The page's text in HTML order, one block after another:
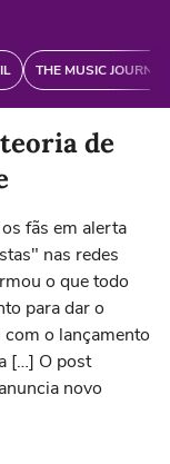
THE MUSIC
de
fãs em alerta
nas redes
o que todo
para dar o
o lançamento
[…] O post
novo